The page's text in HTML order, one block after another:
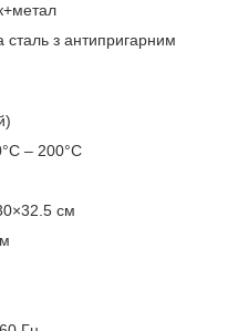
з антипригарним
– 200°C
см